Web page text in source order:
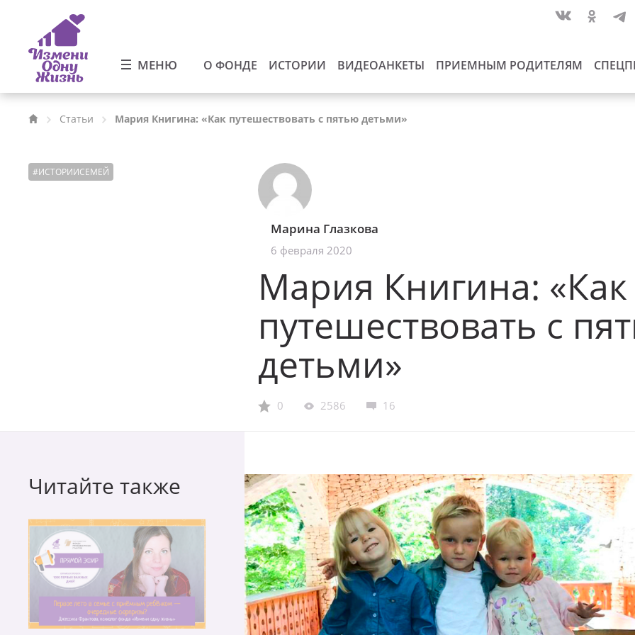
МЕНЮ О ФОНДЕ ИСТОРИИ ВИДЕОАНКЕТЫ ПРИЕМНЫМ РОДИТЕЛЯМ
Статьи Мария Книгина: «Как путешествовать с пятью детьми»
#ИСТОРИИСЕМЕЙ
Марина Глазкова
6 февраля 2020
Мария Книгина: «Как
путешествовать с
детьми»
0 2586 16
Читайте также